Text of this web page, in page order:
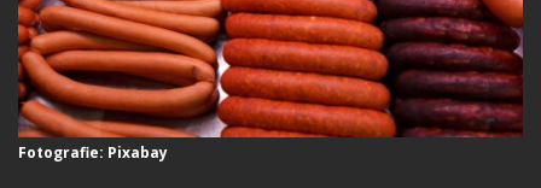
Fotografie: Pixabay